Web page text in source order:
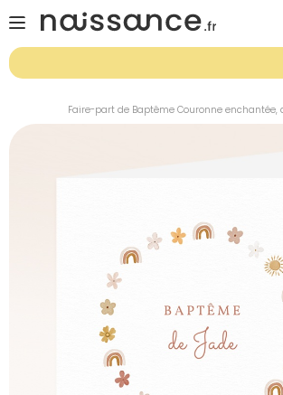
Faire-part de Baptême Couronne enchantée,